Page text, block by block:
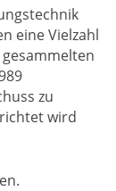
eine Vielzahl
zu
wird